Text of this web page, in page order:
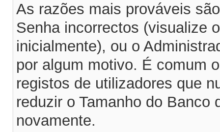
As razões mais prováveis
Senha incorrectos (visualize
inicialmente), ou o
por algum motivo. É comum
registos de utilizadores que
reduzir o Tamanho do Banco
novamente.